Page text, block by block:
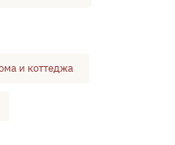
и коттеджа